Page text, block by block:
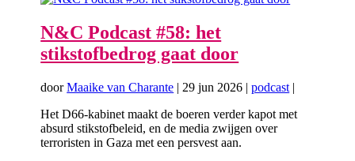
N&C Podcast #58: het
stikstofbedrog gaat door
doorMaaike van Charante | 29 jun 2026 |podcast |
Het D66-kabinet maakt de boeren verder kapot met
absurd stikstofbeleid, en de media zwijgen over
terroristen in Gaza met een persvest aan.